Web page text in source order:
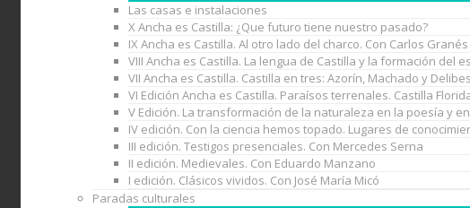
Las casas e instalaciones
X Ancha es Castilla: ¿Que futuro tiene nuestro pasado?
IX Ancha es Castilla. Al otro lado del charco. Con Carlos Granés
VIII Ancha es Castilla. La lengua de Castilla y la formación del
VII Ancha es Castilla. Castilla en tres: Azorín, Machado y
VI Edición Ancha es Castilla. Paraísos terrenales. Castilla
V Edición. La transformación de la naturaleza en la poesía y
IV edición. Con la ciencia hemos topado. Lugares de
III edición. Testigos presenciales. Con Mercedes Serna
II edición. Medievales. Con Eduardo Manzano
I edición. Clásicos vividos. Con José María Micó
Paradas culturales